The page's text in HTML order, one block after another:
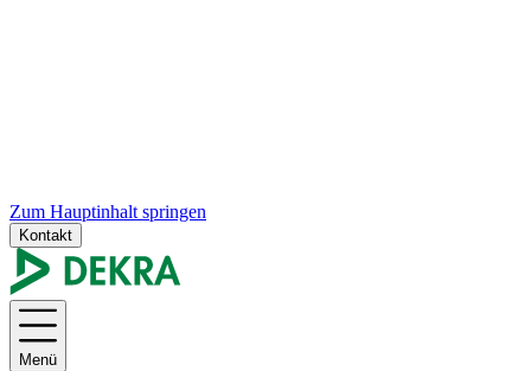
Zum Hauptinhalt springen
Kontakt
Menü